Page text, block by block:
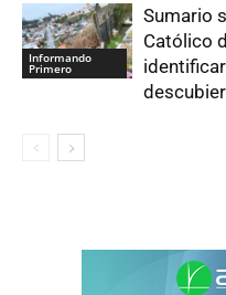
Informando
Primero
Sumario
Católico